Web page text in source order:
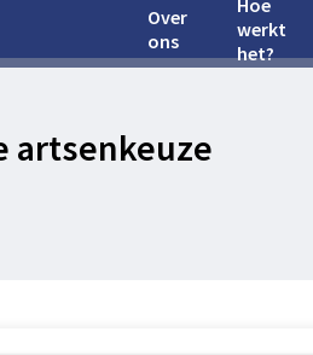
Over
ons
Hoe
werkt
het?
artsenkeuze